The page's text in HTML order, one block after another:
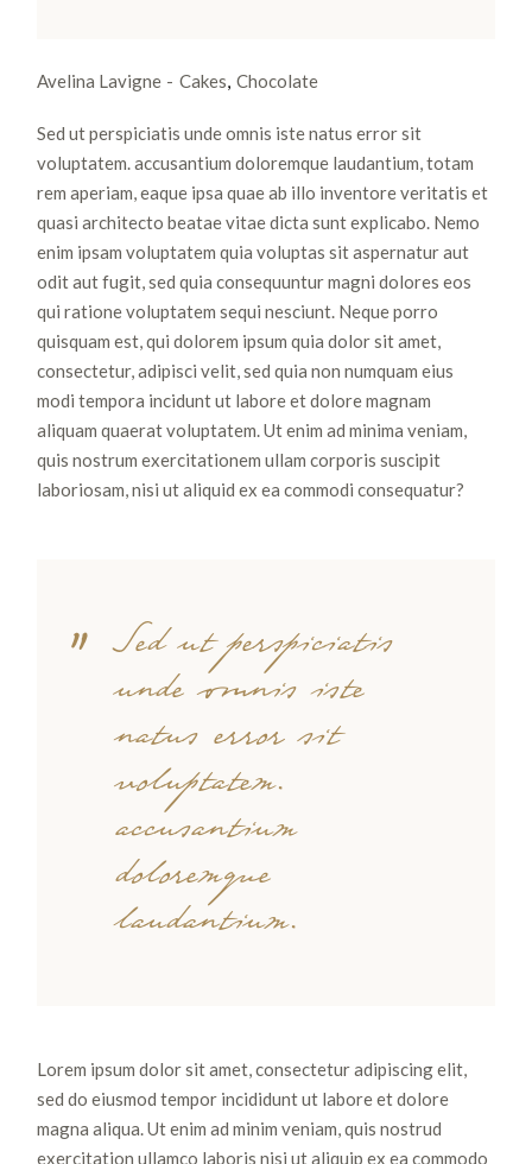
Avelina Lavigne Cakes Chocolate
Sed ut perspiciatis unde omnis iste natus error sit
voluptatem. accusantium doloremque laudantium, totam
rem aperiam, eaque ipsa quae ab illo inventore veritatis et
quasi architecto beatae vitae dicta sunt explicabo. Nemo
enim ipsam voluptatem quia voluptas sit aspernatur aut
odit aut fugit, sed quia consequuntur magni dolores eos
qui ratione voluptatem sequi nesciunt. Neque porro
quisquam est, qui dolorem ipsum quia dolor sit amet,
consectetur, adipisci velit, sed quia non numquam eius
modi tempora incidunt ut labore et dolore magnam
aliquam quaerat voluptatem. Ut enim ad minima veniam,
quis nostrum exercitationem ullam corporis suscipit
laboriosam, nisi ut aliquid ex ea commodi consequatur?
Sed ut perspiciatis
unde omnis iste
natus error sit
voluptatem.
accusantium
doloremque
laudantium.
Lorem ipsum dolor sit amet, consectetur adipiscing elit,
sed do eiusmod tempor incididunt ut labore et dolore
magna aliqua. Ut enim ad minim veniam, quis nostrud
exercitation ullamco laboris nisi ut aliquip ex ea commodo